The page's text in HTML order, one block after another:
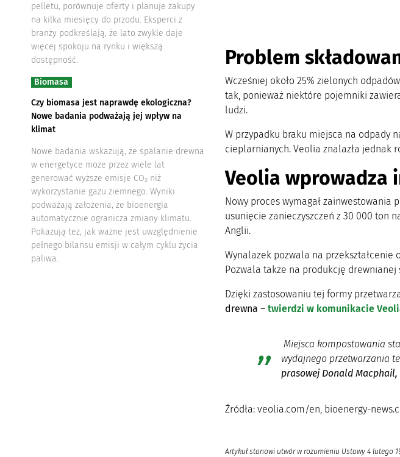
pelletu, porównuje oferty i planuje zakupy
na kilka miesięcy do przodu. Eksperci z
branży podkreślają, że lato zwykle daje
więcej spokoju na rynku i większą
dostępność.
Biomasa
Czy biomasa jest naprawdę ekologiczna?
Nowe badania podważają jej wpływ na
klimat
Nowe badania wskazują, że spalanie drewna
w energetyce może przez wiele lat
generować wyższe emisje CO₂ niż
wykorzystanie gazu ziemnego. Wyniki
podważają założenia, że bioenergia
automatycznie ogranicza zmiany klimatu.
Pokazują też, jak ważne jest uwzględnienie
pełnego bilansu emisji w całym cyklu życia
paliwa.
Problem
Wcześniej około 25% zielonych
tak, ponieważ niektóre pojemniki
ludzi.
W przypadku braku miejsca na odpady
cieplarnianych. Veolia znalazła jednak
Veolia wprowadza
Nowy proces wymagał zainwestowania
usunięcie zanieczyszczeń z 30 000 ton
Anglii.
Wynalazek pozwala na przekształcenie
Pozwala także na produkcję drewnianej
Dzięki zastosowaniu tej formy
drewna – twierdzi w komunikacie
Miejsca kompostowania
wydajnego przetwarzania
prasowej Donald
Źródła: veolia.com/en, bioenergy-
Artykuł stanowi utwór w rozumieniu Ustawy 4 lutego